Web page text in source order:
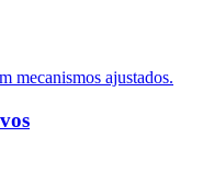
mecanismos ajustados.